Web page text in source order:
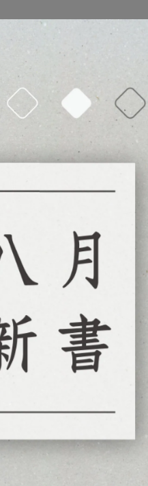
PAINT。無論是
STUDIO PAINT中可用
想方式」、「繪圖軟體
轉繪成線稿時，感覺
行解說。
創作者使用的筆刷和設
想法是「每個繪師都
、甚至我無法想像的深
，也能感受到我所見到的
升插畫技巧的助力。